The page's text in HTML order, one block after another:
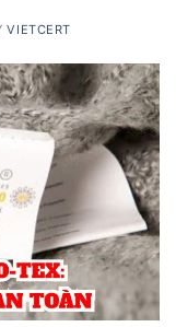
VIETCERT